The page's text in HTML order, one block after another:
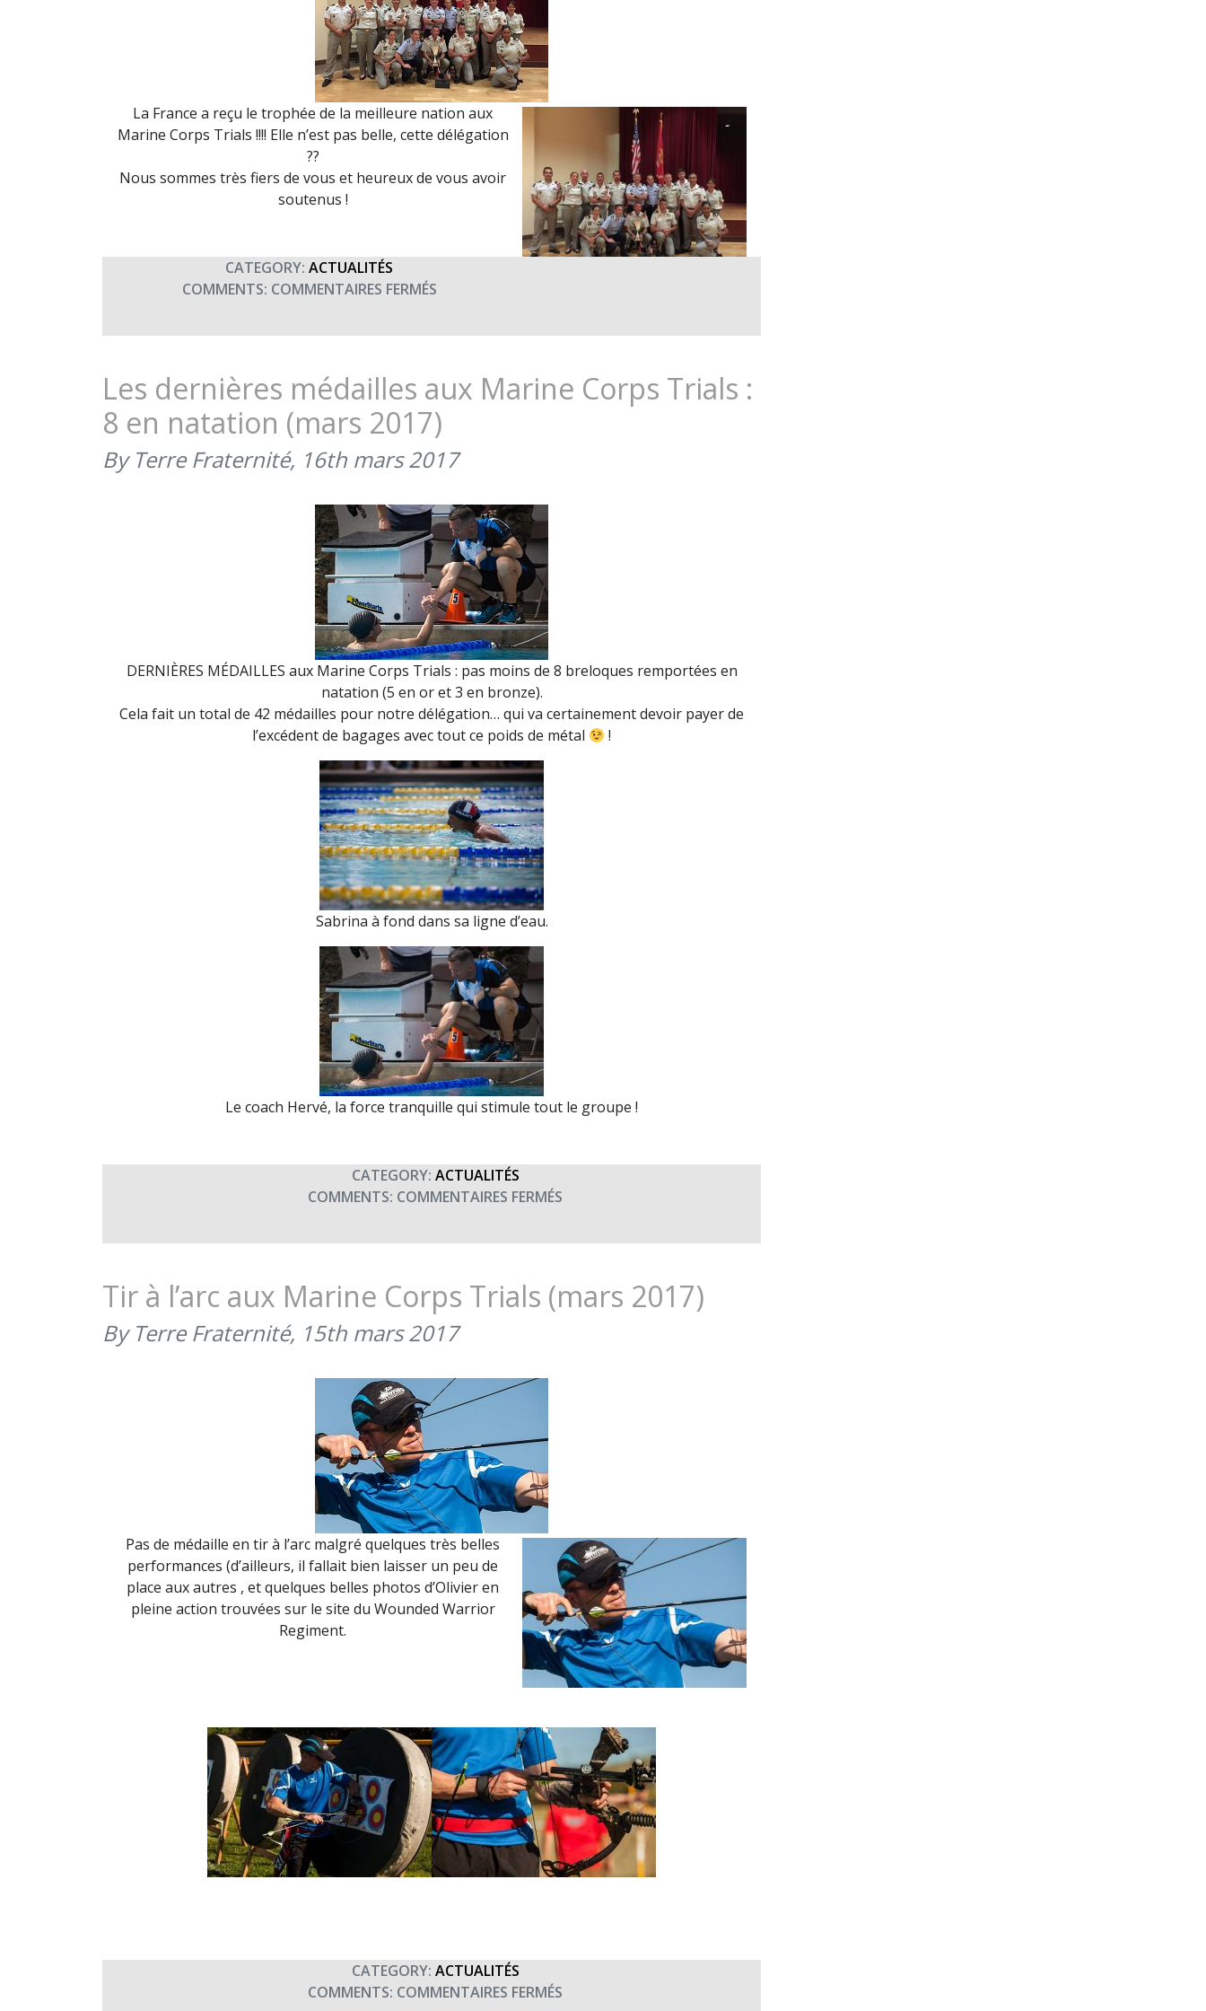
La France a reçu le trophée de la meilleure nation aux
Marine Corps Trials !!!! Elle n’est pas belle, cette délégation
??
Nous sommes très fiers de vous et heureux de vous avoir
soutenus !
CATEGORY: ACTUALITÉS
COMMENTS: COMMENTAIRES FERMÉSSUR
FRANCE,
NATION
AUX
MARINE
CORPS
TRIALS
2017)
Les dernières médailles aux Marine Corps Trials :
8 en natation (mars 2017)
By Terre Fraternité, 16th mars 2017
DERNIÈRES MÉDAILLES aux Marine Corps Trials : pas moins de 8 breloques remportées en
natation (5 en or et 3 en bronze).
Cela fait un total de 42 médailles pour notre délégation… qui va certainement devoir payer de
l’excédent de bagages avec tout ce poids de métal
!
Sabrina à fond dans sa ligne d’eau.
Le coach Hervé, la force tranquille qui stimule tout le groupe !
CATEGORY: ACTUALITÉS
COMMENTS: COMMENTAIRES FERMÉS
DERNIÈRES
MARINE
Tir à l’arc aux Marine Corps Trials (mars 2017)
By Terre Fraternité, 15th mars 2017
Pas de médaille en tir à l’arc malgré quelques très belles
performances (d’ailleurs, il fallait bien laisser un peu de
place aux autres , et quelques belles photos d’Olivier en
pleine action trouvées sur le site du Wounded Warrior
Regiment.
CATEGORY: ACTUALITÉS
COMMENTS: COMMENTAIRES FERMÉS